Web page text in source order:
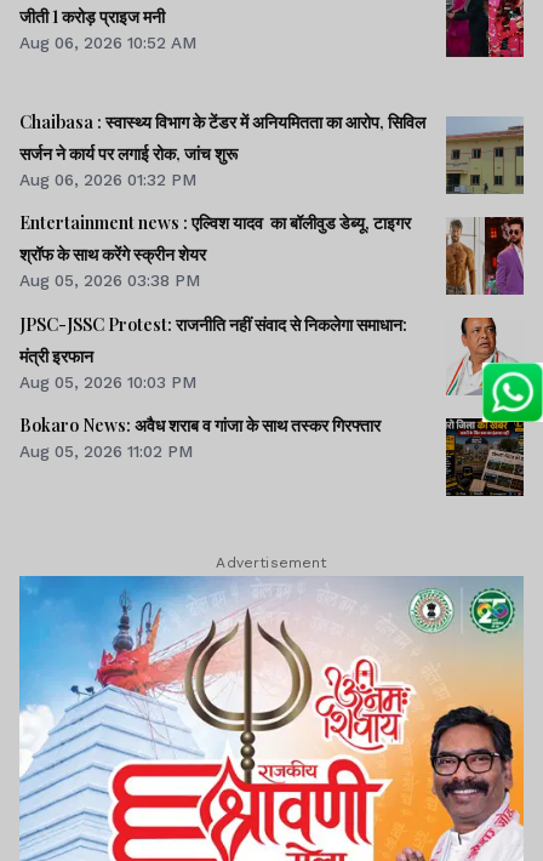
जीती 1 करोड़ प्राइज मनी
Aug 06, 2026 10:52 AM
Chaibasa : स्वास्थ्य विभाग के टेंडर में अनियमितता का आरोप, सिविल
सर्जन ने कार्य पर लगाई रोक, जांच शुरू
Aug 06, 2026 01:32 PM
Entertainment news : एल्विश यादव का बॉलीवुड डेब्यू, टाइगर
श्रॉफ के साथ करेंगे स्क्रीन शेयर
Aug 05, 2026 03:38 PM
JPSC-JSSC Protest: राजनीति नहीं संवाद से निकलेगा समाधान:
मंत्री इरफान
Aug 05, 2026 10:03 PM
Bokaro News: अवैध शराब व गांजा के साथ तस्कर गिरफ्तार
Aug 05, 2026 11:02 PM
Advertisement